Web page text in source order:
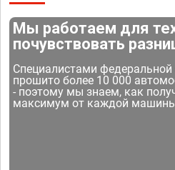
Мы работаем для
почувствовать
Специалистами
прошито более 10 000
- поэтому мы знаем, как
максимум от каждой